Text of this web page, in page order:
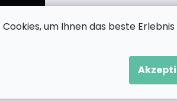
um Ihnen das beste Erlebnis